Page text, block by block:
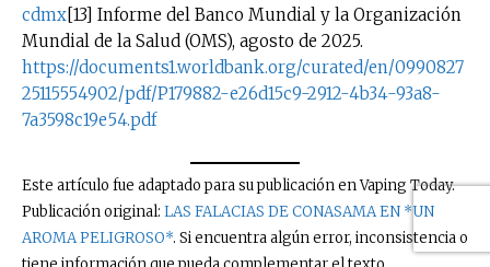
cdmx[13] Informe del Banco Mundial y la Organización
Mundial de la Salud (OMS), agosto de 2025.
https://documents1.worldbank.org/curated/en/0990827
25115554902/pdf/P179882-e26d15c9-2912-4b34-93a8-
7a3598c19e54.pdf
Este artículo fue adaptado para su publicación en Vaping Today.
Publicación original: LAS FALACIAS DE CONASAMA EN *UN
AROMA PELIGROSO*. Si encuentra algún error, inconsistencia o